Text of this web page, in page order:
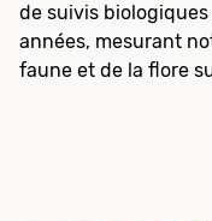
de suivis
années, mesurant
faune et de la flore